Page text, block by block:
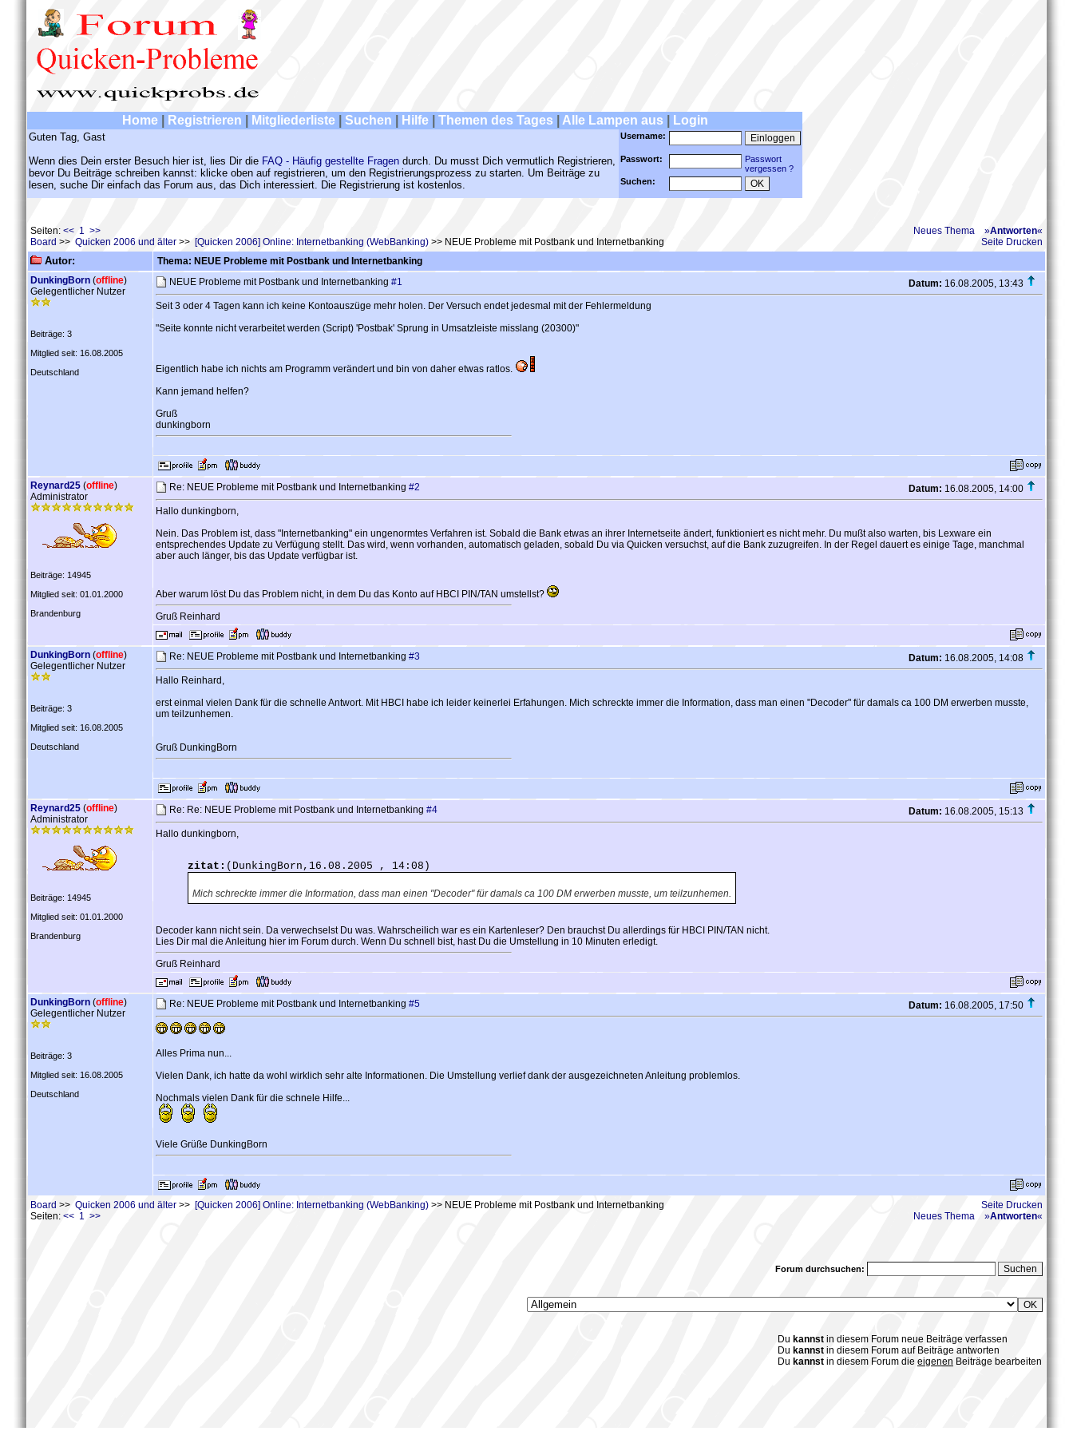
Home Registrieren Mitgliederliste Suchen Hilfe Themen des Tages Alle Lampen aus Login
Guten Tag, Gast
Wenn dies Dein erster Besuch hier ist, lies Dir die FAQ - Häufig gestellte Fragen durch. Du musst Dich vermutlich Registrieren,
bevor Du Beiträge schreiben kannst: klicke oben auf registrieren, um den Registrierungsprozess zu starten. Um Beiträge zu
lesen, suche Dir einfach das Forum aus, das Dich interessiert. Die Registrierung ist kostenlos.
Username:
Passwort:
Passwort
vergessen ?
Suchen:
Seiten: << 1 >>
Board >> Quicken 2006 und älter >> [Quicken 2006] Online: Internetbanking (WebBanking) >> NEUE Probleme mit Postbank und Internetbanking
Neues Thema »Antworten«
Seite Drucken
Autor:
Thema: NEUE Probleme mit Postbank und Internetbanking
DunkingBorn (offline)
Gelegentlicher Nutzer
Beiträge: 3
Mitglied seit: 16.08.2005
Deutschland
NEUE Probleme mit Postbank und Internetbanking #1 Datum: 16.08.2005, 13:43
Seit 3 oder 4 Tagen kann ich keine Kontoauszüge mehr holen. Der Versuch endet jedesmal mit der Fehlermeldung
"Seite konnte nicht verarbeitet werden (Script) 'Postbak' Sprung in Umsatzleiste misslang (20300)"
Eigentlich habe ich nichts am Programm verändert und bin von daher etwas ratlos.
Kann jemand helfen?
Gruß
dunkingborn
Reynard25 (offline)
Administrator
Beiträge: 14945
Mitglied seit: 01.01.2000
Brandenburg
Re: NEUE Probleme mit Postbank und Internetbanking #2 Datum: 16.08.2005, 14:00
Hallo dunkingborn,
Nein. Das Problem ist, dass "Internetbanking" ein ungenormtes Verfahren ist. Sobald die Bank etwas an ihrer Internetseite ändert, funktioniert es nicht mehr. Du mußt also warten, bis Lexware ein
entsprechendes Update zu Verfügung stellt. Das wird, wenn vorhanden, automatisch geladen, sobald Du via Quicken versuchst, auf die Bank zuzugreifen. In der Regel dauert es einige Tage, manchmal
aber auch länger, bis das Update verfügbar ist.
Aber warum löst Du das Problem nicht, in dem Du das Konto auf HBCI PIN/TAN umstellst?
Gruß Reinhard
DunkingBorn (offline)
Gelegentlicher Nutzer
Beiträge: 3
Mitglied seit: 16.08.2005
Deutschland
Re: NEUE Probleme mit Postbank und Internetbanking #3 Datum: 16.08.2005, 14:08
Hallo Reinhard,
erst einmal vielen Dank für die schnelle Antwort. Mit HBCI habe ich leider keinerlei Erfahungen. Mich schreckte immer die Information, dass man einen "Decoder" für damals ca 100 DM erwerben musste,
um teilzunhemen.
Gruß DunkingBorn
Reynard25 (offline)
Administrator
Beiträge: 14945
Mitglied seit: 01.01.2000
Brandenburg
Re: Re: NEUE Probleme mit Postbank und Internetbanking #4 Datum: 16.08.2005, 15:13
Hallo dunkingborn,
zitat: (DunkingBorn,16.08.2005 , 14:08)
Mich schreckte immer die Information, dass man einen "Decoder" für damals ca 100 DM erwerben musste, um teilzunhemen.
Decoder kann nicht sein. Da verwechselst Du was. Wahrscheilich war es ein Kartenleser? Den brauchst Du allerdings für HBCI PIN/TAN nicht.
Lies Dir mal die Anleitung hier im Forum durch. Wenn Du schnell bist, hast Du die Umstellung in 10 Minuten erledigt.
Gruß Reinhard
DunkingBorn (offline)
Gelegentlicher Nutzer
Beiträge: 3
Mitglied seit: 16.08.2005
Deutschland
Re: NEUE Probleme mit Postbank und Internetbanking #5 Datum: 16.08.2005, 17:50
Alles Prima nun...
Vielen Dank, ich hatte da wohl wirklich sehr alte Informationen. Die Umstellung verlief dank der ausgezeichneten Anleitung problemlos.
Nochmals vielen Dank für die schnele Hilfe...
Viele Grüße DunkingBorn
Board >> Quicken 2006 und älter >> [Quicken 2006] Online: Internetbanking (WebBanking) >> NEUE Probleme mit Postbank und Internetbanking
Seiten: << 1 >>
Seite Drucken
Neues Thema
»Antworten«
Forum durchsuchen:
Du kannst in diesem Forum neue Beiträge verfassen
Du kannst in diesem Forum auf Beiträge antworten
Du kannst in diesem Forum die eigenen Beiträge bearbeiten